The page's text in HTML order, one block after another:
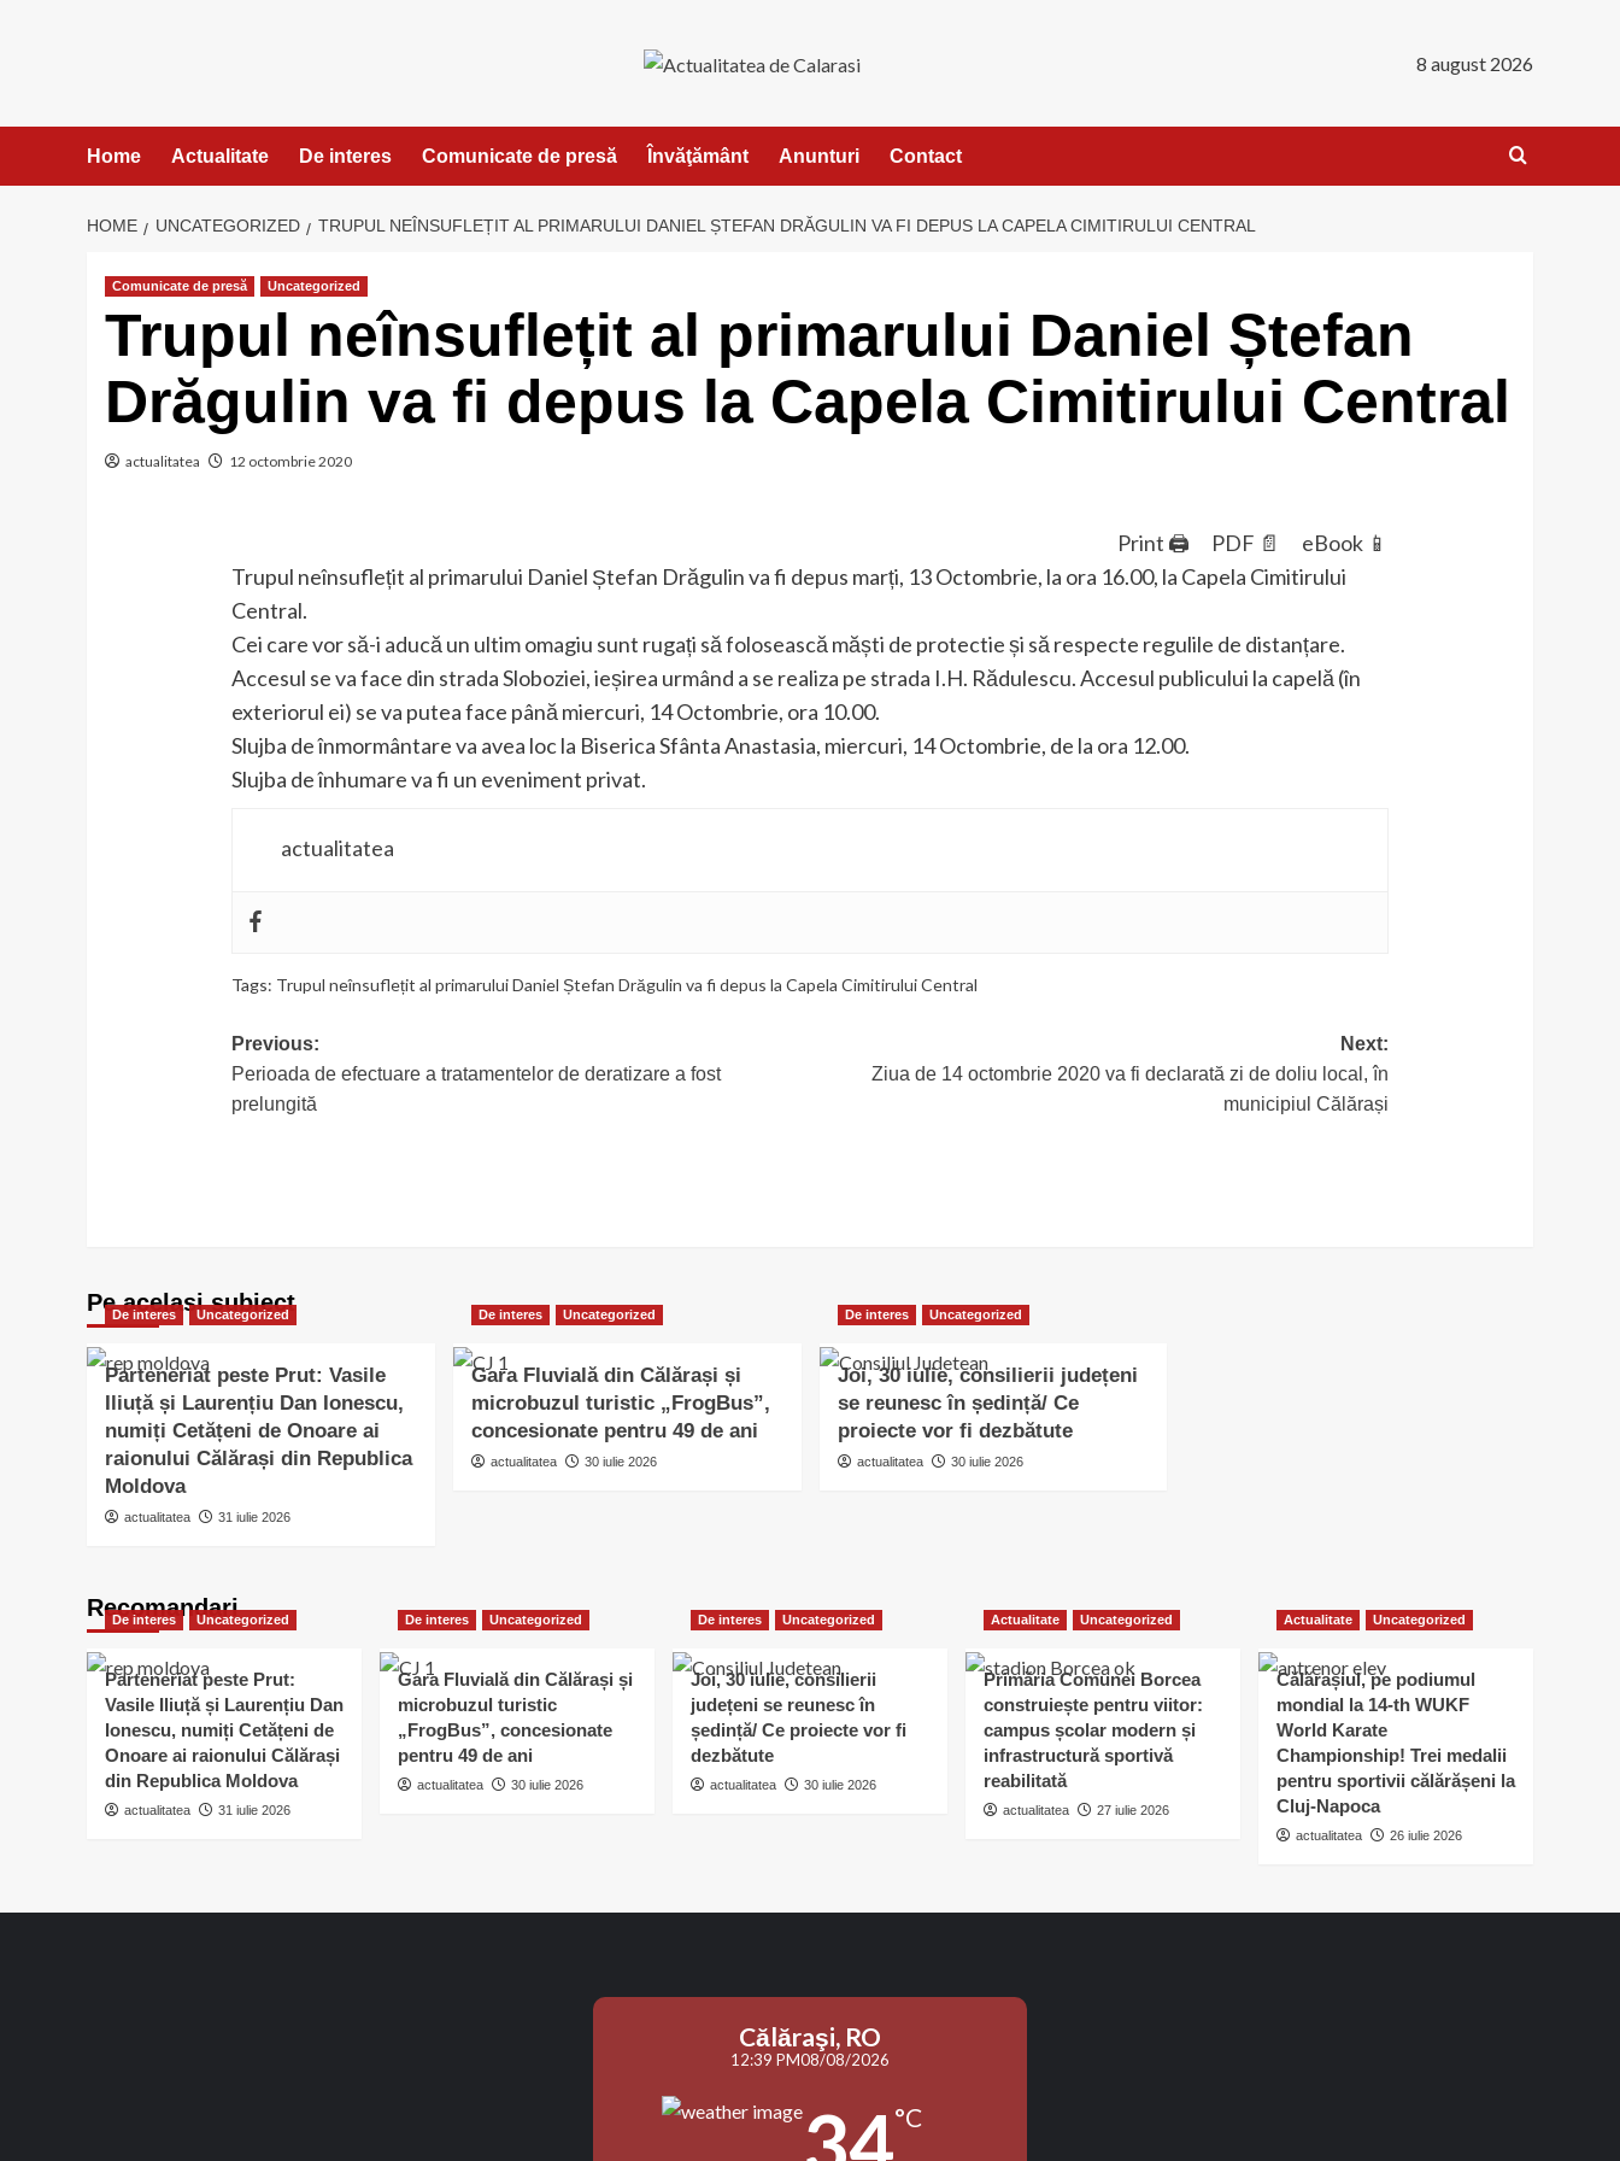
8 august 2026
Home Actualitate De interes Comunicate de presă Învăţământ Anunturi Contact
HOME UNCATEGORIZED TRUPUL NEÎNSUFLEȚIT AL PRIMARULUI DANIEL ȘTEFAN DRĂGULIN VA FI DEPUS LA CAPELA CIMITIRULUI CENTRAL
Comunicate de presă Uncategorized
Trupul neînsuflețit al primarului Daniel Ștefan
Drăgulin va fi depus la Capela Cimitirului Central
actualitatea 12 octombrie 2020
Print 🖨 PDF 📄
eBook 📱
Trupul neînsuflețit al primarului Daniel Ștefan Drăgulin va fi depus marți, 13 Octombrie, la ora 16.00, la Capela Cimitirului
Central.
Cei care vor să-i aducă un ultim omagiu sunt rugați să folosească măști de protectie și să respecte regulile de distanțare.
Accesul se va face din strada Sloboziei, ieșirea urmând a se realiza pe strada I.H. Rădulescu. Accesul publicului la capelă (în
exteriorul ei) se va putea face până miercuri, 14 Octombrie, ora 10.00.
Slujba de înmormântare va avea loc la Biserica Sfânta Anastasia, miercuri, 14 Octombrie, de la ora 12.00.
Slujba de înhumare va fi un eveniment privat.
actualitatea
Tags: Trupul neînsuflețit al primarului Daniel Ștefan Drăgulin va fi depus la Capela Cimitirului Central
Post
navigation
Previous:
Perioada de efectuare a tratamentelor de deratizare a fost
prelungită
Next:
Ziua de 14 octombrie 2020 va fi declarată zi de doliu local, în
municipiul Călărași
Pe acelasi subiect
De interes Uncategorized
Parteneriat peste Prut: Vasile
Iliuță și Laurențiu Dan Ionescu,
numiți Cetățeni de Onoare ai
raionului Călărași din Republica
Moldova
actualitatea 31 iulie 2026
De interes Uncategorized
Gara Fluvială din Călărași și
microbuzul turistic „FrogBus”,
concesionate pentru 49 de ani
actualitatea 30 iulie 2026
De interes Uncategorized
Joi, 30 iulie, consilierii județeni
se reunesc în ședință/ Ce
proiecte vor fi dezbătute
actualitatea 30 iulie 2026
Recomandari
De interes Uncategorized
Parteneriat peste Prut:
Vasile Iliuță și Laurențiu Dan
Ionescu, numiți Cetățeni de
Onoare ai raionului Călărași
din Republica Moldova
actualitatea 31 iulie 2026
De interes Uncategorized
Gara Fluvială din Călărași și
microbuzul turistic
„FrogBus”, concesionate
pentru 49 de ani
actualitatea 30 iulie 2026
De interes Uncategorized
Joi, 30 iulie, consilierii
județeni se reunesc în
ședință/ Ce proiecte vor fi
dezbătute
actualitatea 30 iulie 2026
Actualitate Uncategorized
Primăria Comunei Borcea
construiește pentru viitor:
campus școlar modern și
infrastructură sportivă
reabilitată
actualitatea 27 iulie 2026
Actualitate Uncategorized
Călărașiul, pe podiumul
mondial la 14-th WUKF
World Karate
Championship! Trei medalii
pentru sportivii călărășeni la
Cluj-Napoca
actualitatea 26 iulie 2026
Călăraşi, RO
12:39 PM08/08/2026
°C